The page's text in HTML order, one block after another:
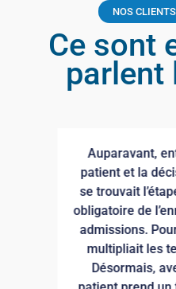
NOS
Ce sont
parlent
Après s’être
réduire les
améliorer les
public, nous
d’installer
notre
au